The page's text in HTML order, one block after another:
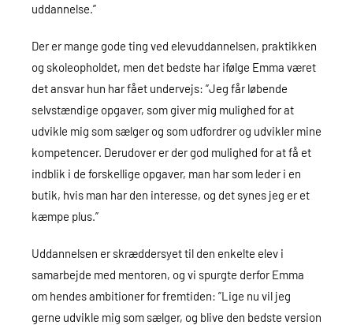
uddannelse.”
Der er mange gode ting ved elevuddannelsen, praktikken
og skoleopholdet, men det bedste har ifølge Emma været
det ansvar hun har fået undervejs: ”Jeg får løbende
selvstændige opgaver, som giver mig mulighed for at
udvikle mig som sælger og som udfordrer og udvikler mine
kompetencer. Derudover er der god mulighed for at få et
indblik i de forskellige opgaver, man har som leder i en
butik, hvis man har den interesse, og det synes jeg er et
kæmpe plus.”
Uddannelsen er skræddersyet til den enkelte elev i
samarbejde med mentoren, og vi spurgte derfor Emma
om hendes ambitioner for fremtiden: ”Lige nu vil jeg
gerne udvikle mig som sælger, og blive den bedste version